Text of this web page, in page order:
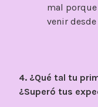
mal porque
venir desde
4. ¿Qué tal tu
¿Superó tus